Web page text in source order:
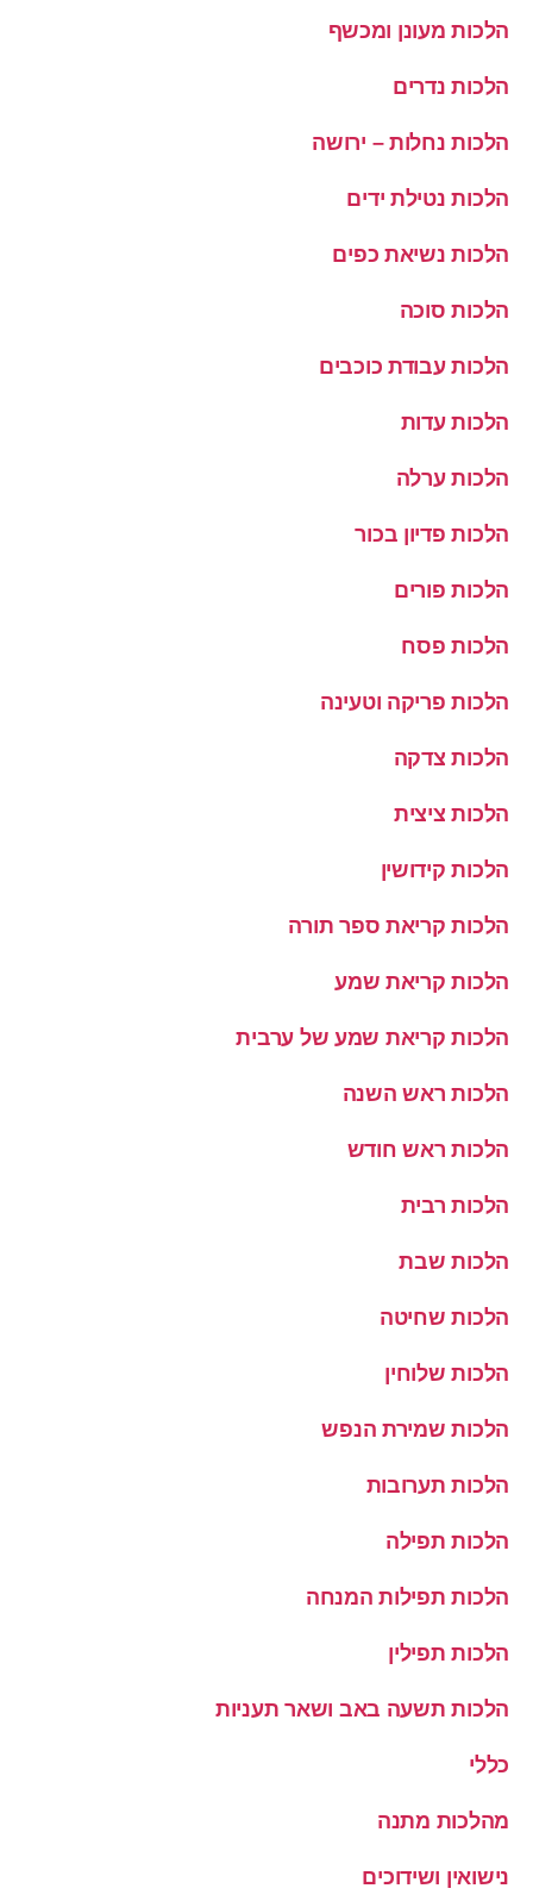
הלכות מעונן ומכשף
הלכות נדרים
הלכות נחלות – ירושה
הלכות נטילת ידים
הלכות נשיאת כפים
הלכות סוכה
הלכות עבודת כוכבים
הלכות עדות
הלכות ערלה
הלכות פדיון בכור
הלכות פורים
הלכות פסח
הלכות פריקה וטעינה
הלכות צדקה
הלכות ציצית
הלכות קידושין
הלכות קריאת ספר תורה
הלכות קריאת שמע
הלכות קריאת שמע של ערבית
הלכות ראש השנה
הלכות ראש חודש
הלכות רבית
הלכות שבת
הלכות שחיטה
הלכות שלוחין
הלכות שמירת הנפש
הלכות תערובות
הלכות תפילה
הלכות תפילות המנחה
הלכות תפילין
הלכות תשעה באב ושאר תעניות
כללי
מהלכות מתנה
נישואין ושידוכים